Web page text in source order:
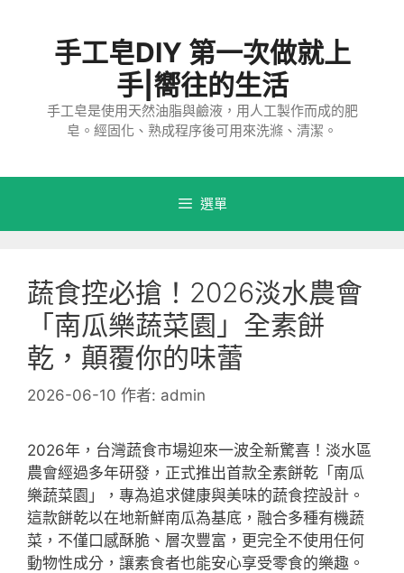
手工皂DIY 第一次做就上
手|嚮往的生活
手工皂是使用天然油脂與鹼液，用人工製作而成的肥
皂。經固化、熟成程序後可用來洗滌、清潔。
選單
蔬食控必搶！2026淡水農會
「南瓜樂蔬菜園」全素餅
乾，顛覆你的味蕾
2026-06-10 作者: admin
2026年，台灣蔬食市場迎來一波全新驚喜！淡水區
農會經過多年研發，正式推出首款全素餅乾「南瓜
樂蔬菜園」，專為追求健康與美味的蔬食控設計。
這款餅乾以在地新鮮南瓜為基底，融合多種有機蔬
菜，不僅口感酥脆、層次豐富，更完全不使用任何
動物性成分，讓素食者也能安心享受零食的樂趣。